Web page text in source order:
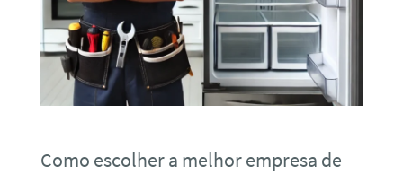
Como escolher a melhor empresa de